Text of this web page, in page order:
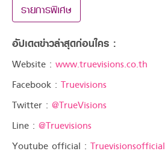
รายการพิเศษ
อัปเดตข่าวล่าสุดก่อนใคร :
Website : www.truevisions.co.th
Facebook : Truevisions
Twitter : @TrueVisions
Line : @Truevisions
Youtube official : Truevisionsofficial